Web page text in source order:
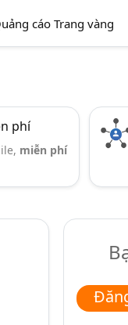
cáo Trang vàng
phí
miễn phí